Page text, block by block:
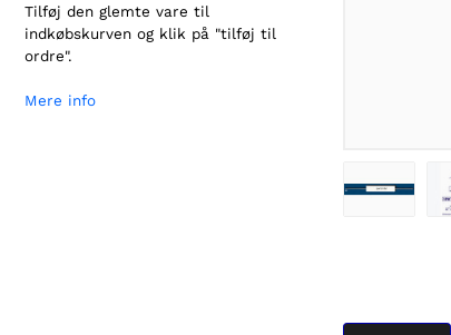
Tilføj den glemte vare til
indkøbskurven og klik på "tilføj til
ordre".
Mere info